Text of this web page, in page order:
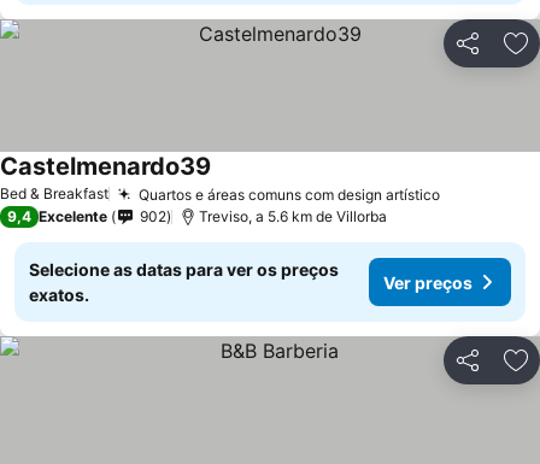
Partilhar
Bed & Breakfast Quartos e áreas comuns com design artísticoVer preços
Castelmenardo39
9,4 Excelente 902 Treviso, a 5.6 km de Villorba
Selecione as datas para ver os preços
exatos.
Ver preços
Partilhar